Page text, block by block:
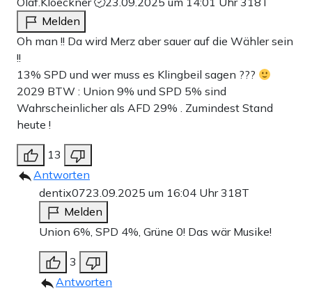
Melden
Oh man !! Da wird Merz aber sauer auf die Wähler sein
!!
13% SPD und wer muss es Klingbeil sagen ???
2029 BTW : Union 9% und SPD 5% sind
Wahrscheinlicher als AFD 29% . Zumindest Stand
heute !
13
Antworten
dentix0723.09.2025 um 16:04 Uhr318T
Melden
Union 6%, SPD 4%, Grüne 0! Das wär Musike!
3
Antworten